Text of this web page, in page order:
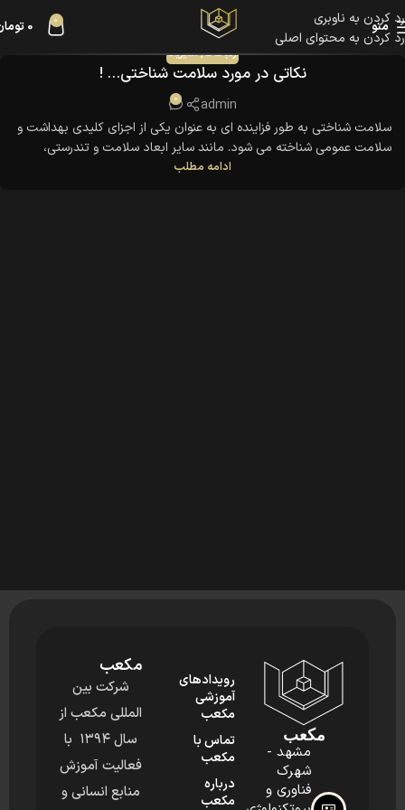
رد کردن به ناوبری
رد کردن به محتوای اصلی
منو 0
0
ارتباطات,مدیریت
نکاتی در مورد سلامت شناختی… !
admin
0
سلامت شناختی به طور فزاینده ای به عنوان یکی از اجزای کلیدی بهداشت و
سلامت عمومی شناخته می شود. مانند سایر ابعاد سلامت و تندرستی،
تلاش عمدی برای حفظ و به ویژه بهبود سلامت شناختی مورد نیاز است. در
ادامه مطلب
مکعب
مشهد -
شهرک
فناوری و
رویدادهای
آموزشی
مکعب
تماس با
مکعب
درباره
مکعب
مکعب
شرکت بین
المللی مکعب از
سال ۱۳۹۴ با
فعالیت آموزش
منابع انسانی و